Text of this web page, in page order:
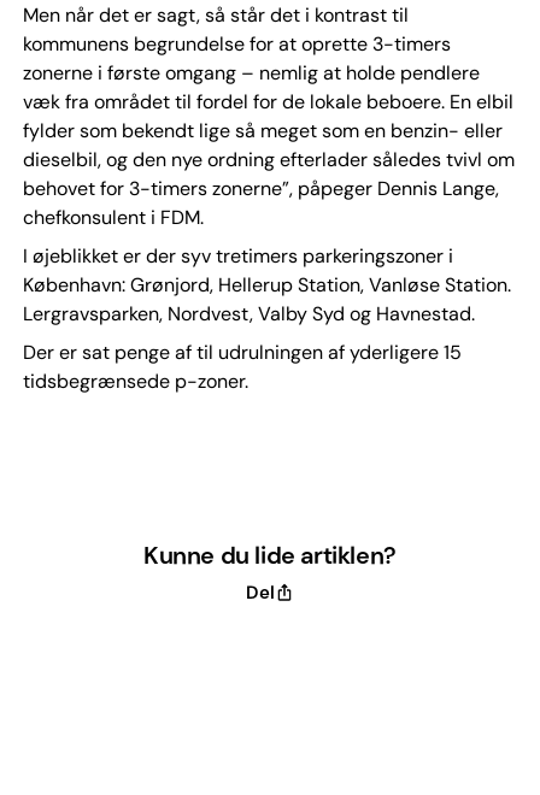
Men når det er sagt, så står det i kontrast til
kommunens begrundelse for at oprette 3-timers
zonerne i første omgang – nemlig at holde pendlere
væk fra området til fordel for de lokale beboere. En elbil
fylder som bekendt lige så meget som en benzin- eller
dieselbil, og den nye ordning efterlader således tvivl om
behovet for 3-timers zonerne”, påpeger Dennis Lange,
chefkonsulent i FDM.
I øjeblikket er der syv tretimers parkeringszoner i
København: Grønjord, Hellerup Station, Vanløse Station.
Lergravsparken, Nordvest, Valby Syd og Havnestad.
Der er sat penge af til udrulningen af yderligere 15
tidsbegrænsede p-zoner.
Kunne du lide artiklen?
Del